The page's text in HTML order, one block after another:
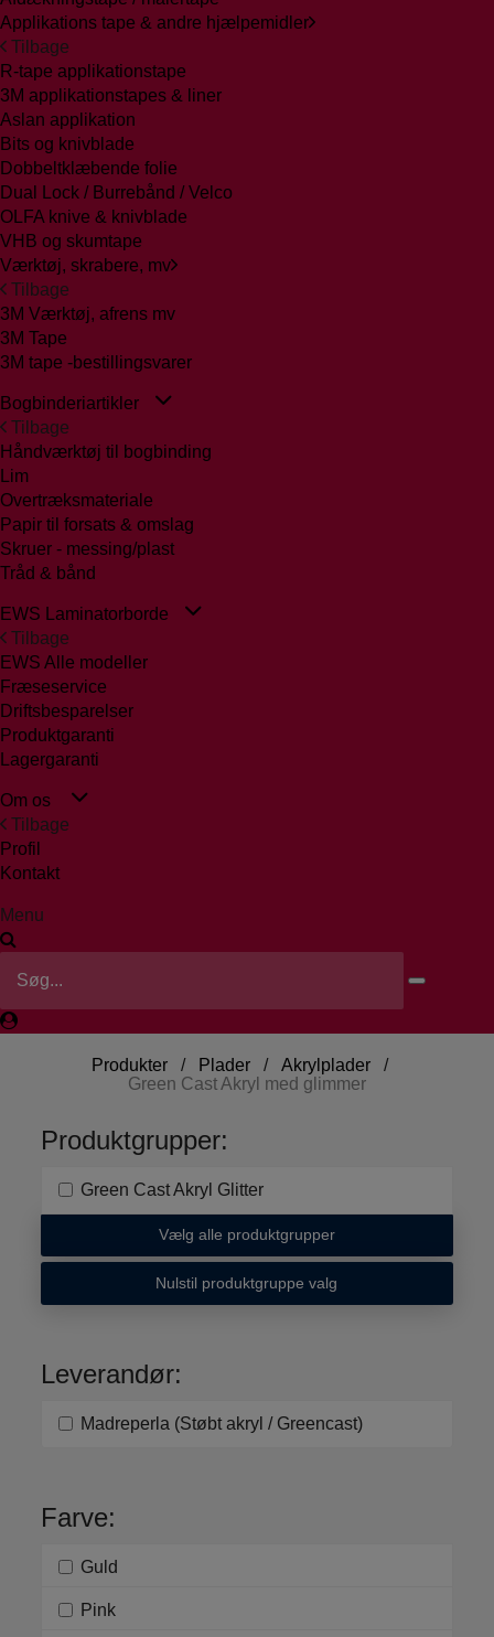
Applikations tape & andre hjælpemidler
Tilbage
R-tape applikationstape
3M applikationstapes & liner
Aslan applikation
Bits og knivblade
Dobbeltklæbende folie
Dual Lock / Burrebånd / Velco
OLFA knive & knivblade
VHB og skumtape
Værktøj, skrabere, mv
Tilbage
3M Værktøj, afrens mv
3M Tape
3M tape -bestillingsvarer
Bogbinderiartikler
Tilbage
Håndværktøj til bogbinding
Lim
Overtræksmateriale
Papir til forsats & omslag
Skruer - messing/plast
Tråd & bånd
EWS Laminatorborde
Tilbage
EWS Alle modeller
Fræseservice
Driftsbesparelser
Produktgaranti
Lagergaranti
Om os
Tilbage
Profil
Kontakt
Menu
Produkter / Plader /Akrylplader /
Green Cast Akryl med glimmer
Produktgrupper:
Green Cast Akryl Glitter
Vælg alle produktgrupper
Nulstil produktgruppe valg
Leverandør:
Madreperla (Støbt akryl / Greencast)
Farve:
Guld
Pink